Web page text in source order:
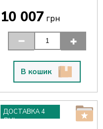
10 007 грн
В кошик
ДОСТАВКА 4
ДНІ